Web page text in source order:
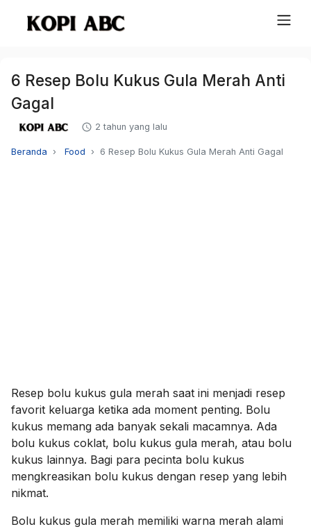
6 Resep Bolu Kukus Gula Merah Anti
Gagal
2 tahun yang lalu
Beranda Food 6 Resep Bolu Kukus Gula Merah Anti Gagal
Resep bolu kukus gula merah saat ini menjadi resep
favorit keluarga ketika ada moment penting. Bolu
kukus memang ada banyak sekali macamnya. Ada
bolu kukus coklat, bolu kukus gula merah, atau bolu
kukus lainnya. Bagi para pecinta bolu kukus
mengkreasikan bolu kukus dengan resep yang lebih
nikmat.
Bolu kukus gula merah memiliki warna merah alami